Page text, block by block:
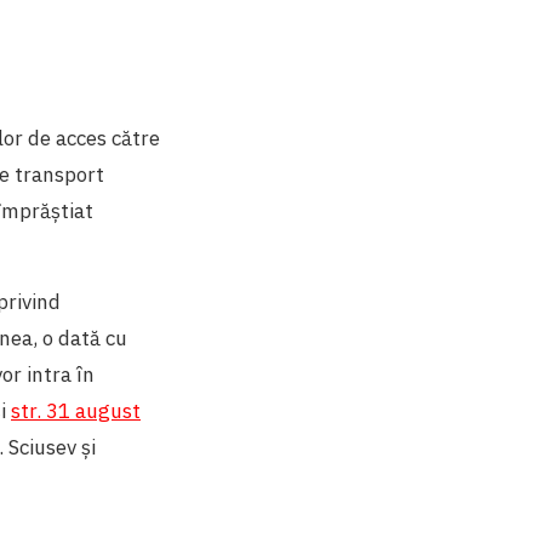
de acces către
transport
o dată cu
intra în
str. 31 august
și